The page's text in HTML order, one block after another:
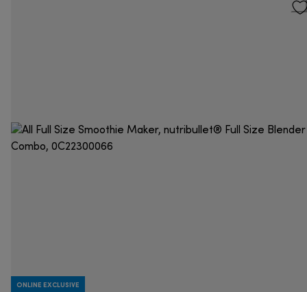
ONLINE EXCLUSIVE